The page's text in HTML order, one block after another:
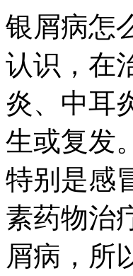
银屑病怎
认识，在
炎、中耳
生或复发
特别是感
素药物治
屑病，所